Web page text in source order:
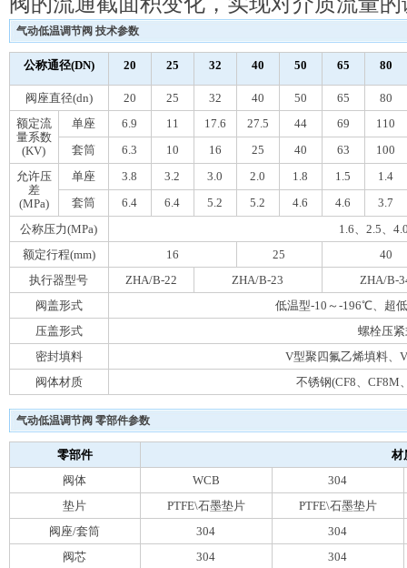
气动低温调节阀 技术参数
公称通径(DN) 20 25 32 40 50 65 80
阀座直径(dn) 20 25 32 40 50 65
80
额定流
量系数
(KV)
单座 6.9 11 17.6 27.5 44 69
110
套筒
6.3 10 16 25 40 63
100
允许压
差
(MPa)
单座 3.8 3.2 3.0 2.0 1.8 1.5
1.4
套筒
6.4 6.4 5.2 5.2 4.6 4.6
3.7
公称压力(MPa)
1.6、2.5、
额定行程(mm)
16 25
40
执行器型号
ZHA/B-22 ZHA/B-23
ZHA/B-
阀盖形式
低温型-10～-196℃、超
压盖形式
螺栓压
密封填料
V型聚四氟乙烯填料、
阀体材质
不锈钢(CF8、CF8M
气动低温调节阀 零部件参数
零部件
材
阀体
WCB
304
垫片
PTFE\石墨垫片
PTFE\石墨垫片
阀座/套筒
304
304
阀芯
304
304